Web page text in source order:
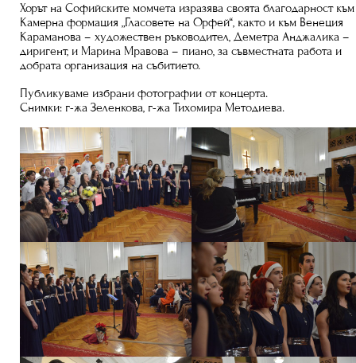
Хорът на Софийските момчета изразява своята благодарност към
Камерна формация „Гласовете на Орфей“, както и към Венеция
Караманова – художествен ръководител, Деметра Анджалика –
диригент, и Марина Мравова – пиано, за съвместната работа и
добрата организация на събитието.
Публикуваме избрани фотографии от концерта.
Снимки: г-жа Зеленкова, г-жа Тихомира Методиева.